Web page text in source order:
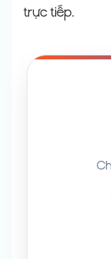
trực tiếp.